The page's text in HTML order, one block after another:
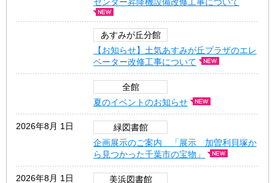
あすみが丘分館
【お知らせ】土気あすみが丘プラザのエレ
ベーター改修工事について
全館
夏のイベントのお知らせ
2026年8月 1日
緑図書館
企画展示のご案内 「展示 加曽利貝塚か
ら見つかった千葉市の宝物」
2026年8月 1日
美浜図書館